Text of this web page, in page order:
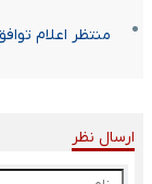
منتظر اعلام
ارسال نظر